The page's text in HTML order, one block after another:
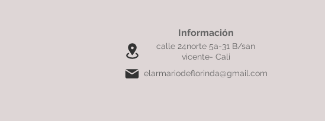
Información
calle 24norte 5a-31 B/san
vicente- Cali
elarmariodeflorinda@gmail.com